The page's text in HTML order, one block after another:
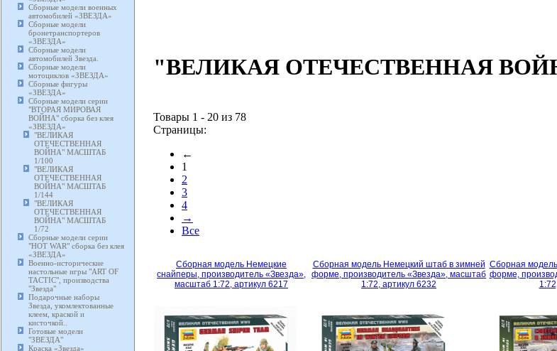
Сборные модели военных
автомобилей «ЗВЕЗДА»
Сборные модели
бронетранспортеров
«ЗВЕЗДА»
Сборные модели
автомобилей Звезда.
Сборные модели
мотоциклов «ЗВЕЗДА»
Сборные фигуры
«ЗВЕЗДА»
Сборные модели серии
"ВТОРАЯ МИРОВАЯ
ВОЙНА" сборка без клея
«ЗВЕЗДА»
"ВЕЛИКАЯ
ОТЕЧЕСТВЕННАЯ
ВОЙНА" МАСШТАБ
1/100
"ВЕЛИКАЯ
ОТЕЧЕСТВЕННАЯ
ВОЙНА" МАСШТАБ
1/144
"ВЕЛИКАЯ
ОТЕЧЕСТВЕННАЯ
ВОЙНА" МАСШТАБ
1/72
Сборные модели серии
"HOT WAR" сборка без клея
«ЗВЕЗДА»
Военно-исторические
настольные игры "ART OF
TACTIC", производства
"Звезда"
Подарочные наборы
Звезда, укомлектованные
клеем, краской и
кисточкой..
Готовые модели
"ЗВЕЗДА"
Краска «Звезда»
"ВЕЛИКАЯ ОТЕЧЕСТВЕННАЯ
Товары 1 - 20 из 78
Страницы:
←
1
2
3
4
→
Все
Сборная модель Немецкие
снайперы, производитель «Звезда»,
масштаб 1:72, артикул 6217
Сборная модель Немецкий штаб в зимней
форме, производитель «Звезда», масштаб
1:72, артикул 6232
Сборная
форме,